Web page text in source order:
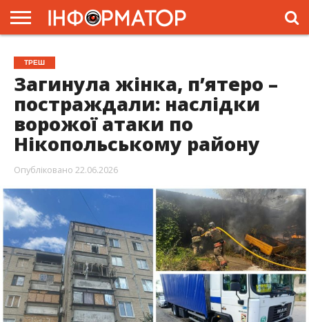
ГОЛОВНА
ЖИТТЯ
ВЛАДА
ГРОШІ
ТРЕШ
ПРЕС-
РЕЛІЗИ
РЕКЛАМА
ПРОЕКТИ
ТРЕШ
Загинула жінка, п’ятеро –
постраждали: наслідки
ворожої атаки по
Нікопольському району
Опубліковано 22.06.2026